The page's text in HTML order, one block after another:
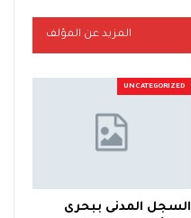
المزيد عن المؤلف
UNCATEGORIZED
السجل المدنى ببحرى